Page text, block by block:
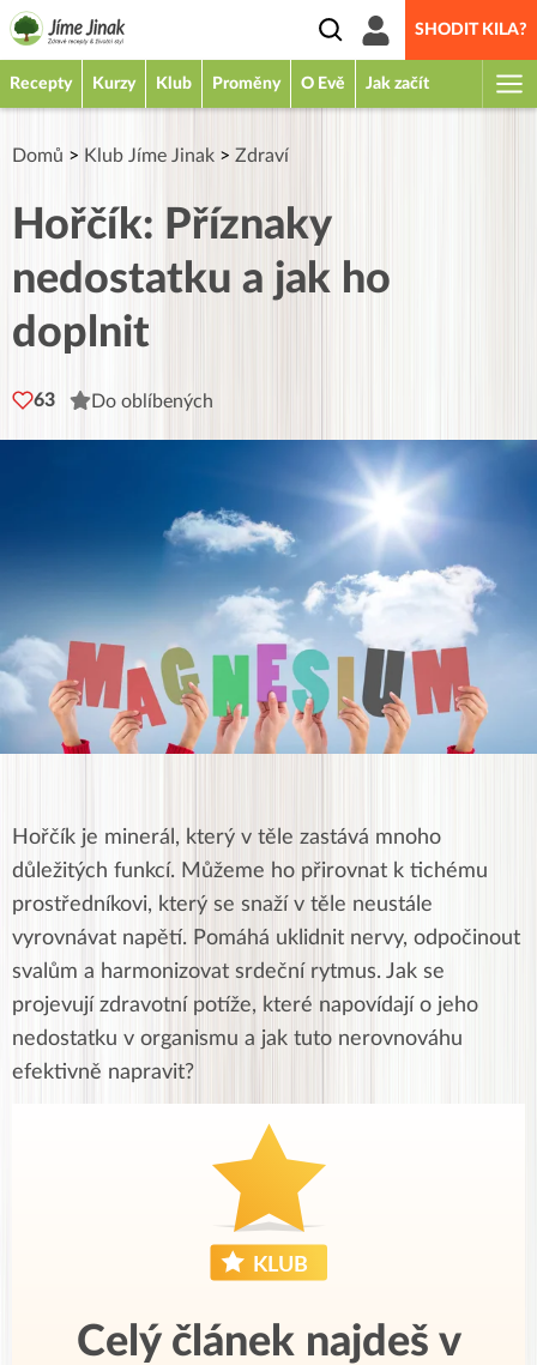
SHODIT KILA?
Recepty Kurzy Klub Proměny O Evě Jak začít
Domů > Klub Jíme Jinak > Zdraví
Hořčík: Příznaky
nedostatku a jak ho
doplnit
63 Do oblíbených
Hořčík je minerál, který v těle zastává mnoho
důležitých funkcí. Můžeme ho přirovnat k tichému
prostředníkovi, který se snaží v těle neustále
vyrovnávat napětí. Pomáhá uklidnit nervy, odpočinout
svalům a harmonizovat srdeční rytmus. Jak se
projevují zdravotní potíže, které napovídají o jeho
nedostatku v organismu a jak tuto nerovnováhu
efektivně napravit?
Celý článek najdeš v